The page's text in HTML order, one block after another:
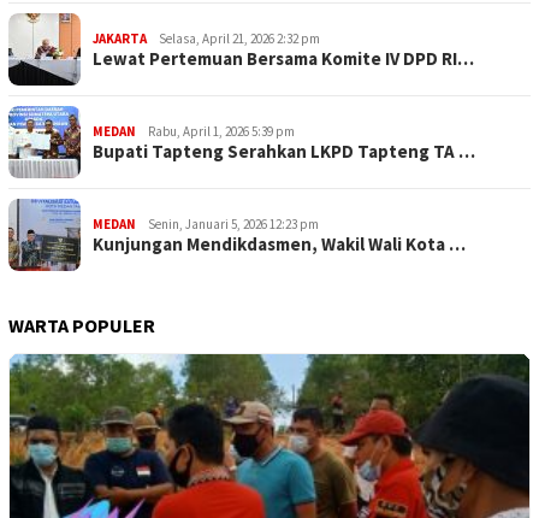
JAKARTA Selasa, April 21, 2026 2:32 pm
Lewat Pertemuan Bersama Komite IV DPD RI…
MEDAN Rabu, April 1, 2026 5:39 pm
Bupati Tapteng Serahkan LKPD Tapteng TA …
MEDAN Senin, Januari 5, 2026 12:23 pm
Kunjungan Mendikdasmen, Wakil Wali Kota …
WARTA POPULER